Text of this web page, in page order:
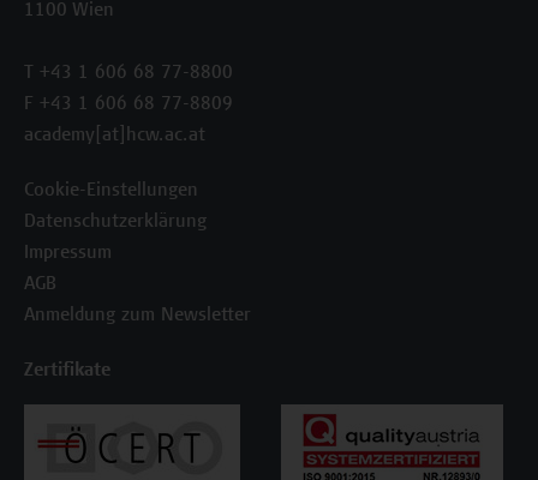
1100 Wien
T +43 1 606 68 77-8800
F +43 1 606 68 77-8809
academy[at]hcw.ac.at
Cookie-Einstellungen
Datenschutzerklärung
Impressum
AGB
Anmeldung zum Newsletter
Zertifikate